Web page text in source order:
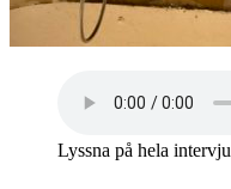
Lyssna på hela